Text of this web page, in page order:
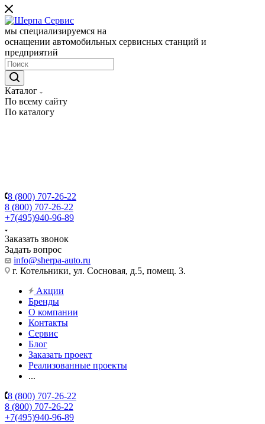
мы специализируемся на
оснащении автомобильных сервисных станций и
предприятий
Каталог
По всему сайту
По каталогу
8 (800) 707-26-22
8 (800) 707-26-22
+7(495)940-96-89
Заказать звонок
Задать вопрос
info@sherpa-auto.ru
г. Котельники, ул. Сосновая, д.5, помещ. 3.
Акции
Бренды
О компании
Контакты
Сервис
Блог
Заказать проект
Реализованные проекты
...
8 (800) 707-26-22
8 (800) 707-26-22
+7(495)940-96-89